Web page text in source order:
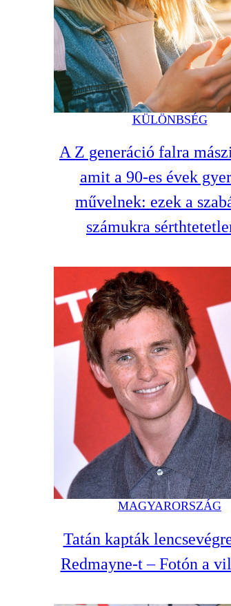
KÜLÖNBSÉG
A Z generáció falra
amit a 90-es évek
művelnek: ezek a
számukra
MAGYARORSZÁG
Tatán kapták
Redmayne-t – Fotón a